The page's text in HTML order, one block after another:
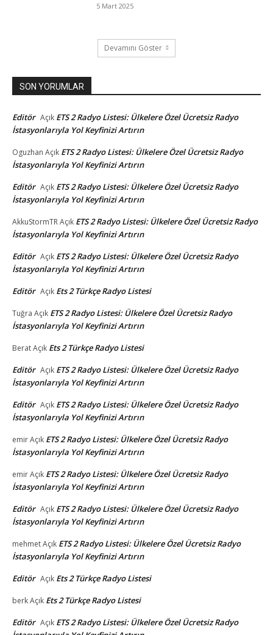
5 Mart 2025
Devamını Göster
SON YORUMLAR
Editör Açık ETS 2 Radyo Listesi: Ülkelere Özel Ücretsiz Radyo
İstasyonlarıyla Yol Keyfinizi Artırın
Oguzhan Açık ETS 2 Radyo Listesi: Ülkelere Özel Ücretsiz Radyo
İstasyonlarıyla Yol Keyfinizi Artırın
Editör Açık ETS 2 Radyo Listesi: Ülkelere Özel Ücretsiz Radyo
İstasyonlarıyla Yol Keyfinizi Artırın
AkkuStormTRAçık ETS 2 Radyo Listesi: Ülkelere Özel Ücretsiz Radyo
İstasyonlarıyla Yol Keyfinizi Artırın
Editör Açık ETS 2 Radyo Listesi: Ülkelere Özel Ücretsiz Radyo
İstasyonlarıyla Yol Keyfinizi Artırın
Editör Açık Ets 2 Türkçe Radyo Listesi
Tuğra Açık ETS 2 Radyo Listesi: Ülkelere Özel Ücretsiz Radyo
İstasyonlarıyla Yol Keyfinizi Artırın
BeratAçık Ets 2 Türkçe Radyo Listesi
Editör Açık ETS 2 Radyo Listesi: Ülkelere Özel Ücretsiz Radyo
İstasyonlarıyla Yol Keyfinizi Artırın
Editör Açık ETS 2 Radyo Listesi: Ülkelere Özel Ücretsiz Radyo
İstasyonlarıyla Yol Keyfinizi Artırın
emirAçık ETS 2 Radyo Listesi: Ülkelere Özel Ücretsiz Radyo
İstasyonlarıyla Yol Keyfinizi Artırın
emirAçık ETS 2 Radyo Listesi: Ülkelere Özel Ücretsiz Radyo
İstasyonlarıyla Yol Keyfinizi Artırın
Editör Açık ETS 2 Radyo Listesi: Ülkelere Özel Ücretsiz Radyo
İstasyonlarıyla Yol Keyfinizi Artırın
mehmetAçık ETS 2 Radyo Listesi: Ülkelere Özel Ücretsiz Radyo
İstasyonlarıyla Yol Keyfinizi Artırın
Editör Açık Ets 2 Türkçe Radyo Listesi
berkAçık Ets 2 Türkçe Radyo Listesi
Editör Açık ETS 2 Radyo Listesi: Ülkelere Özel Ücretsiz Radyo